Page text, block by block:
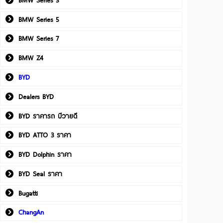
BMW Series 5
BMW Series 7
BMW Z4
BYD
Dealers BYD
BYD ราคารถ บีวายดี
BYD ATTO 3 ราคา
BYD Dolphin ราคา
BYD Seal ราคา
Bugatti
ChangAn